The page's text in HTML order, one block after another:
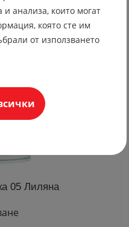
05 Лиляна
анализа, които могат
която сте им
от използването